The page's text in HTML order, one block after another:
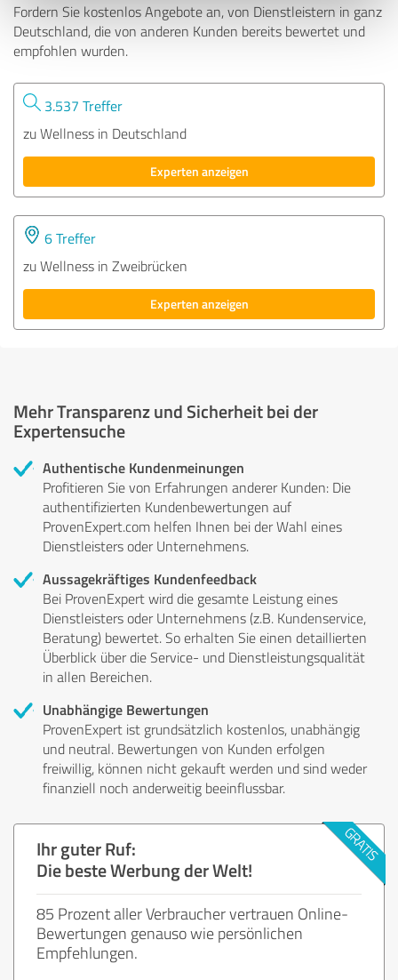
Fordern Sie kostenlos Angebote an, von Dienstleistern in ganz
Deutschland, die von anderen Kunden bereits bewertet und
empfohlen wurden.
3.537 Treffer
zu Wellness in Deutschland
Experten anzeigen
6 Treffer
zu Wellness in Zweibrücken
Experten anzeigen
Mehr Transparenz und Sicherheit bei der
Expertensuche
Authentische Kundenmeinungen
Profitieren Sie von Erfahrungen anderer Kunden: Die
authentifizierten Kundenbewertungen auf
ProvenExpert.com helfen Ihnen bei der Wahl eines
Dienstleisters oder Unternehmens.
Aussagekräftiges Kundenfeedback
Bei ProvenExpert wird die gesamte Leistung eines
Dienstleisters oder Unternehmens (z.B. Kundenservice,
Beratung) bewertet. So erhalten Sie einen detaillierten
Überblick über die Service- und Dienstleistungsqualität
in allen Bereichen.
Unabhängige Bewertungen
ProvenExpert ist grundsätzlich kostenlos, unabhängig
und neutral. Bewertungen von Kunden erfolgen
freiwillig, können nicht gekauft werden und sind weder
finanziell noch anderweitig beeinflussbar.
Ihr guter Ruf:
Die beste Werbung der Welt!
85 Prozent aller Verbraucher vertrauen Online-
Bewertungen genauso wie persönlichen
Empfehlungen.